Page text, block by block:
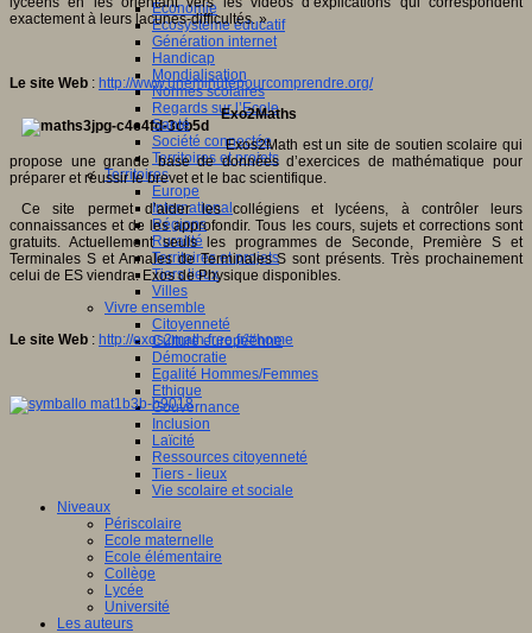
Economie
Ecosystème éducatif
Génération internet
Handicap
Mondialisation
Normes scolaires
Regards sur l’Ecole
Santé
Société connectée
Territoires et projets
Territoires
Europe
International
Régions
Ruralité
Territoires et projets
Tiers lieux
Villes
Vivre ensemble
Citoyenneté
Culture européenne
Démocratie
Egalité Hommes/Femmes
Ethique
Gouvernance
Inclusion
Laïcité
Ressources citoyenneté
Tiers - lieux
Vie scolaire et sociale
Niveaux
Périscolaire
Ecole maternelle
Ecole élémentaire
Collège
Lycée
Université
Les auteurs
exactement à leurs lacunes-difficultés. »
Le site Web : http://www.uneminutepourcomprendre.org/
Exo2Maths
Exos2Math est un site de soutien scolaire qui
propose une grande base de données d’exercices de mathématique pour
préparer et réussir le brevet et le bac scientifique.
Ce site permet d’aider les collégiens et lycéens, à contrôler leurs
connaissances et de les approfondir. Tous les cours, sujets et corrections sont
gratuits. Actuellement seuls les programmes de Seconde, Première S et
Terminales S et Annales de Terminales S sont présents. Très prochainement
celui de ES viendra. Exos de Physique disponibles.
Le site Web : http://exos2math.free.fr/#home